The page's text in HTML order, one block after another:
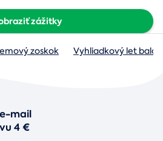
zážitky
zoskok Vyhliadkový let
mail
4 €